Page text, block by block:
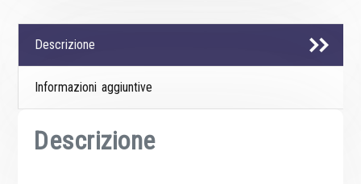
Descrizione
Informazioni aggiuntive
Descrizione